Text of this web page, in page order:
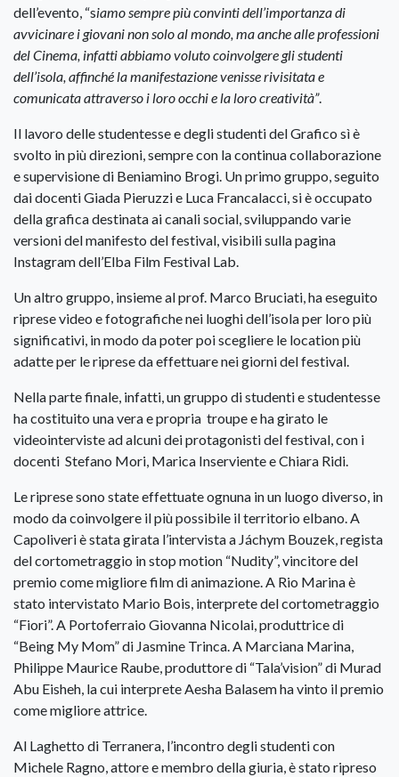
dell’evento, “siamo sempre più convinti dell’importanza di
avvicinare i giovani non solo al mondo, ma anche alle professioni
del Cinema, infatti abbiamo voluto coinvolgere gli studenti
dell’isola, affinché la manifestazione venisse rivisitata e
comunicata attraverso i loro occhi e la loro creatività”.
Il lavoro delle studentesse e degli studenti del Grafico sì è
svolto in più direzioni, sempre con la continua collaborazione
e supervisione di Beniamino Brogi. Un primo gruppo, seguito
dai docenti Giada Pieruzzi e Luca Francalacci, si è occupato
della grafica destinata ai canali social, sviluppando varie
versioni del manifesto del festival, visibili sulla pagina
Instagram dell’Elba Film Festival Lab.
Un altro gruppo, insieme al prof. Marco Bruciati, ha eseguito
riprese video e fotografiche nei luoghi dell’isola per loro più
significativi, in modo da poter poi scegliere le location più
adatte per le riprese da effettuare nei giorni del festival.
Nella parte finale, infatti, un gruppo di studenti e studentesse
ha costituito una vera e propria troupe e ha girato le
videointerviste ad alcuni dei protagonisti del festival, con i
docenti Stefano Mori, Marica Inserviente e Chiara Ridi.
Le riprese sono state effettuate ognuna in un luogo diverso, in
modo da coinvolgere il più possibile il territorio elbano. A
Capoliveri è stata girata l’intervista a Jáchym Bouzek, regista
del cortometraggio in stop motion “Nudity”, vincitore del
premio come migliore film di animazione. A Rio Marina è
stato intervistato Mario Bois, interprete del cortometraggio
“Fiori”. A Portoferraio Giovanna Nicolai, produttrice di
“Being My Mom” di Jasmine Trinca. A Marciana Marina,
Philippe Maurice Raube, produttore di “Tala’vision” di Murad
Abu Eisheh, la cui interprete Aesha Balasem ha vinto il premio
come migliore attrice.
Al Laghetto di Terranera, l’incontro degli studenti con
Michele Ragno, attore e membro della giuria, è stato ripreso